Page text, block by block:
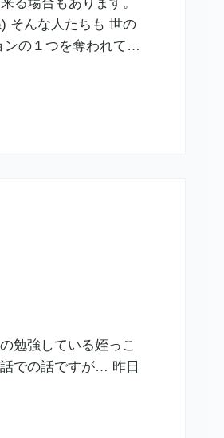
る場合もあります。
そんな人たちも 世の
ンの１つを奪われて…
勉強している姪っこ
での話ですが… 昨日